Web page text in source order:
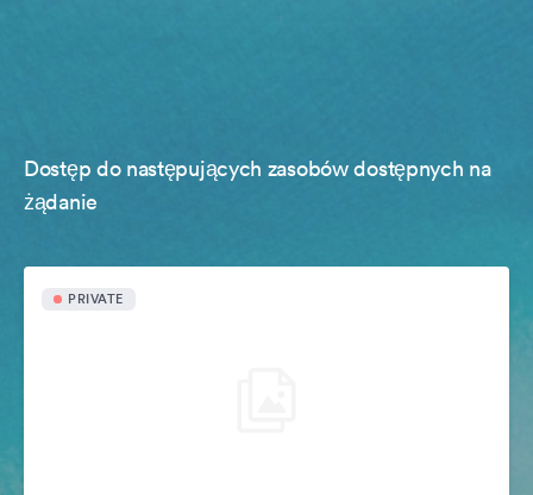
Dostęp do następujących zasobów dostępnych na
żądanie
PRIVATE